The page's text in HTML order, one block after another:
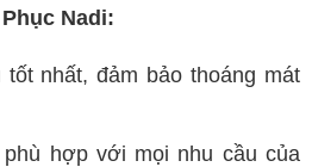
Nadi:
nhất, đảm bảo thoáng mát
hợp với mọi nhu cầu của